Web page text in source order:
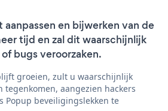
en bijwerken van de
tijd en zal dit waarschijnlijk
bugs veroorzaken.
groeien, zult u waarschijnlijk
aangezien hackers
Popup beveiligingslekken te